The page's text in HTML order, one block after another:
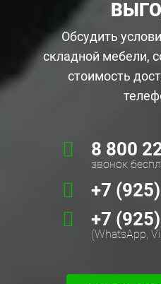
Обсудить
складной мебели,
стоимость
8 800
звонок
+7
+7
(WhatsApp,